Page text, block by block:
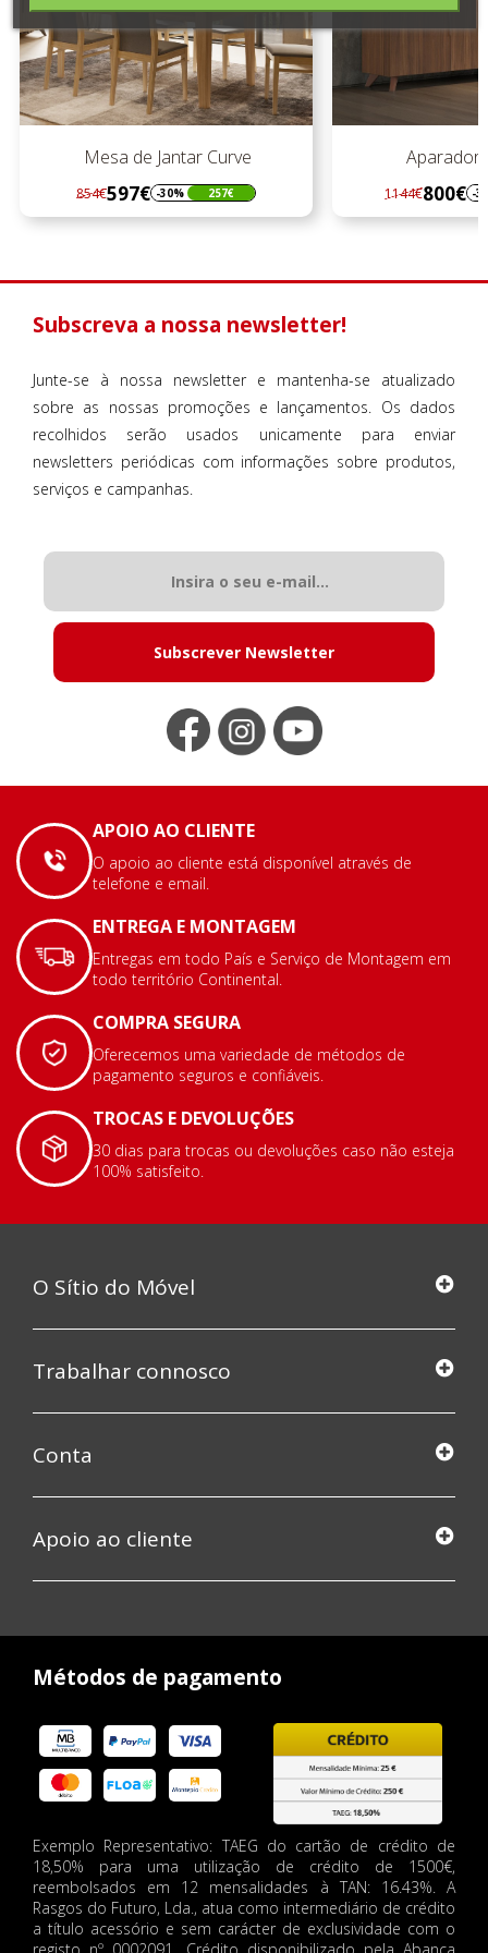
Mesa de Jantar Curve
Regular
preço
854€597€
Preço -30% 257€
Aparador
Regular
preço
1144€800€
Preço -
Subscreva a nossa newsletter!
Junte-se à nossa newsletter e mantenha-se atualizado
sobre as nossas promoções e lançamentos. Os dados
recolhidos serão usados unicamente para enviar
newsletters periódicas com informações sobre produtos,
serviços e campanhas.
Subscrever Newsletter
APOIO AO CLIENTE
O apoio ao cliente está disponível através de
telefone e email.
ENTREGA E MONTAGEM
Entregas em todo País e Serviço de Montagem em
todo território Continental.
COMPRA SEGURA
Oferecemos uma variedade de métodos de
pagamento seguros e confiáveis.
TROCAS E DEVOLUÇÕES
30 dias para trocas ou devoluções caso não esteja
100% satisfeito.
O Sítio do Móvel
Trabalhar connosco
Conta
Apoio ao cliente
Métodos de pagamento
Exemplo Representativo: TAEG do cartão de crédito de
18,50% para uma utilização de crédito de 1500€,
reembolsados em 12 mensalidades à TAN: 16.43%. A
Rasgos do Futuro, Lda., atua como intermediário de crédito
a título acessório e sem carácter de exclusividade com o